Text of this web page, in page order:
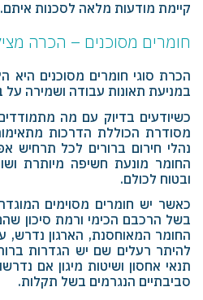
קיימת מודעות מלאה לסכנות איתם.
חומרים מסוכנים – הכרה
הכרת סוגי חומרים מסוכנים היא
במניעת תאונות עבודה ושמירה על
כשיודעים בדיוק עם מה
מסודרת הכוללת הדרכות
נהלי חירום ברורים לכל תרחיש
החומר מונעת חשיפה מיותרת
ובטוח לכולם.
כאשר יש חומרים מסוימים
בשל הרכבם הכימי ורמת סיכון
החומר המאוחסנת, הארגון
להיתר רעלים שם יש הגדרות
תנאי אחסון ושיטות מיגון אם
סביבתיים הנגרמים בשל תקלות.